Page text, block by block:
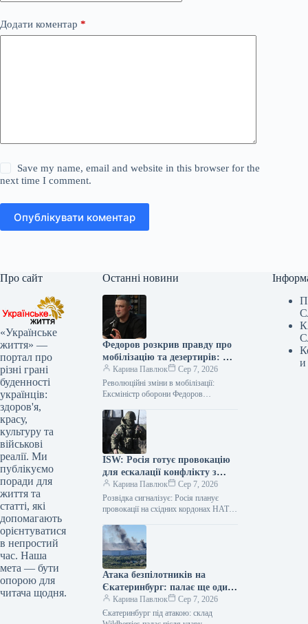
Додати коментар *
Save my name, email and website in this browser for the
next time I comment.
Опублікувати коментар
Про сайт
«Українське
життя» —
портал про
різні грані
буденності
українців:
здоров'я,
красу,
культуру та
військові
реалії. Ми
публікуємо
поради для
життя та
статті, які
допомагають
орієнтуватися
в непростий
час. Наша
мета — бути
опорою для
читача щодня.
Останні новини
Федоров розкрив правду про
мобілізацію та дезертирів: що
каже ексміністр
Карина Павлюк
Сер 7, 2026
Революційні зміни в мобілізації:
Ексміністр оборони Федоров
очільник оборонного відомства,
Михайло Федоров, поділився
інформацією про розроблений…
ISW: Росія готує провокацію
для ескалації конфлікту з
НАТО
Карина Павлюк
Сер 7, 2026
Розвідка сигналізує: Росія планує
провокації на східних кордонах НАТО
висловлювали занепокоєння щодо
потенційних провокацій з боку Росії…
Атака безпілотників на
Єкатеринбург: палає ще один
склад Wildberries — відео
Карина Павлюк
Сер 7, 2026
Єкатеринбург під атакою: склад
и